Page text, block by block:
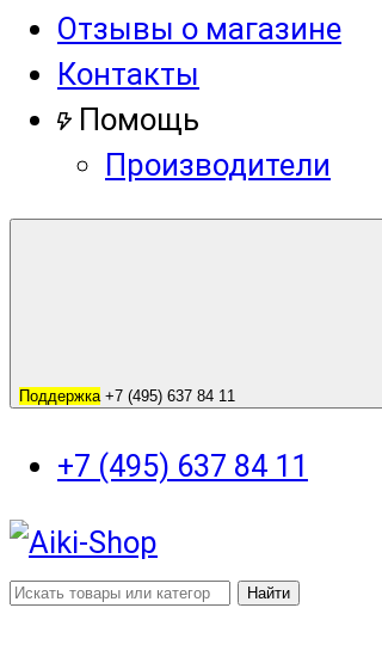
Отзывы о магазине
Контакты
Помощь
Производители
Поддержка +7 (495) 637 84 11
+7 (495) 637 84 11
Найти